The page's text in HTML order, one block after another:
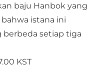
baju Hanbok yang
istana ini
setiap tiga
KST